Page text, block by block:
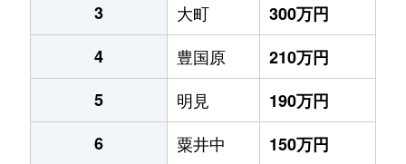
3
大町
300万円
4
豊国原
210万円
5
明見
190万円
6
粟井中
150万円